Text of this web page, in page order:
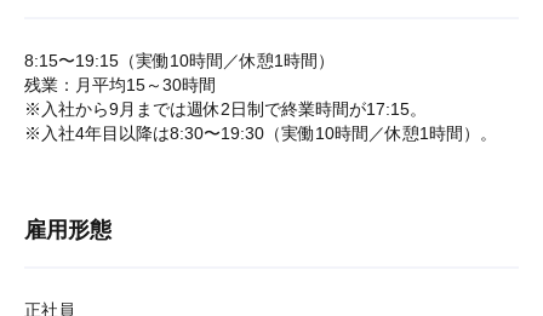
8:15〜19:15（実働10時間／休憩1時間）
残業：月平均15～30時間
※入社から9月までは週休2日制で終業時間が17:15。
※入社4年目以降は8:30〜19:30（実働10時間／休憩1時間）。
雇用形態
正社員